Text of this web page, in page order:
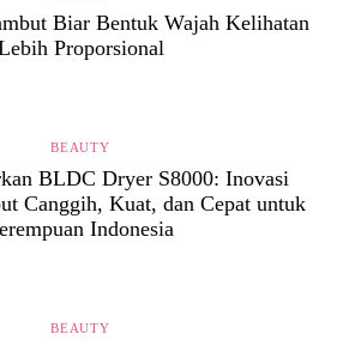
Biar Bentuk Wajah Kelihatan
Proporsional
BEAUTY
BLDC Dryer S8000: Inovasi
Canggih, Kuat, dan Cepat untuk
Indonesia
BEAUTY